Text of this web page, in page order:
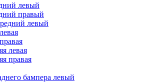
левый
правый
левый
левая
правая
бампера левый